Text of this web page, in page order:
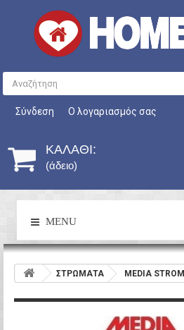
Σύνδεση Ο λογαριασμός σας
ΚΑΛΆΘΙ:
(άδειο)
MENU
ΣΤΡΩΜΑΤΑ MEDIA STROM